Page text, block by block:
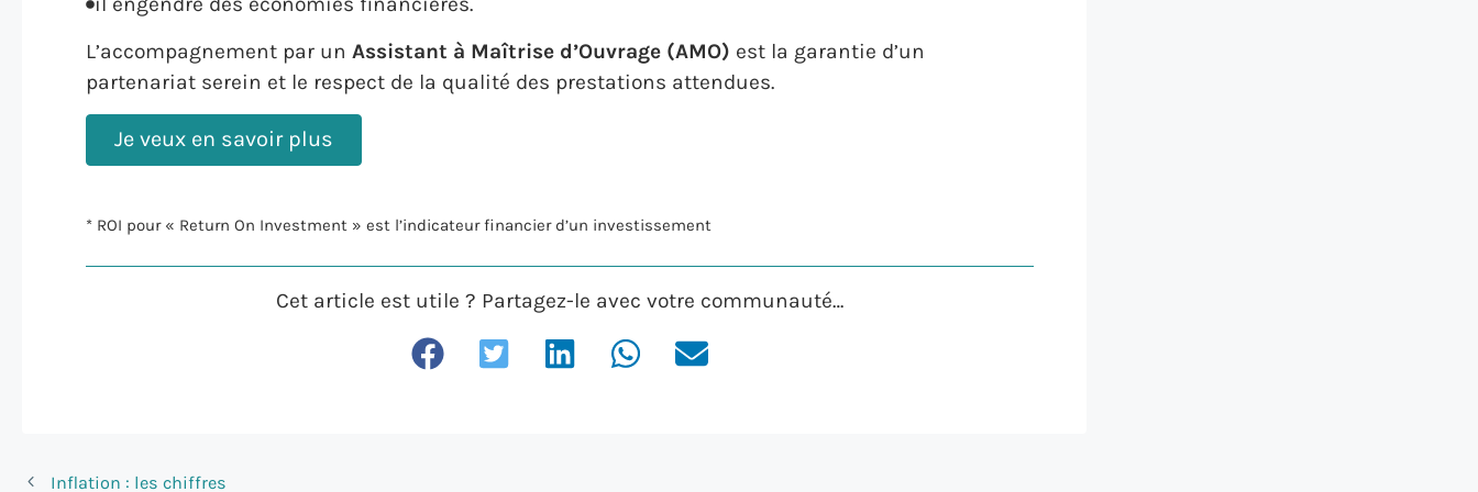
L’accompagnement par unAssistant à Maîtrise d’Ouvrage (AMO) est la garantie d’un
partenariat serein et le respect de la qualité des prestations attendues.
Je veux en savoir plus
* ROI pour « Return On Investment » est l’indicateur financier d’un investissement
Cet article est utile ? Partagez-le avec votre communauté…
Inflation : les chiffres